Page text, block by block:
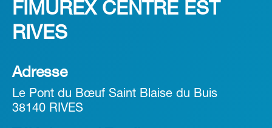
FIMUREX CENTRE EST
RIVES
Adresse
Le Pont du Bœuf Saint Blaise du Buis
38140 RIVES